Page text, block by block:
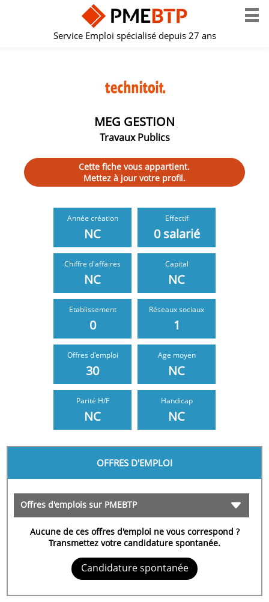
Service Emploi spécialisé depuis 27 ans
MEG GESTION
Travaux Publics
Cette fiche vous appartient.
Mettez à jour votre profil.
Année création
NC
Effectif
0 salarié
Chiffre d'affaires
NC
Capital
NC
Etablissement
0
Réseaux sociaux
1
Offres d'emploi
30
Age moyen
NC
NC NC
OFFRES D'EMPLOI
Offres d'emplois sur PMEBTP
Aucune de ces offres d'emploi ne vous correspond ?
Transmettez votre candidature spontanée.
Candidature spontanée